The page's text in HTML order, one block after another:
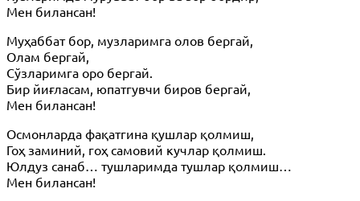
Мен билансан!
Муҳаббат бор, музларимга олов бергай,
Олам бергай,
Сўзларимга оро бергай.
Бир йиғласам, юпатгувчи биров бергай,
Мен билансан!
Осмонларда фақатгина қушлар қолмиш,
Гоҳ заминий, гоҳ самовий кучлар қолмиш.
Юлдуз санаб… тушларимда тушлар қолмиш…
Мен билансан!